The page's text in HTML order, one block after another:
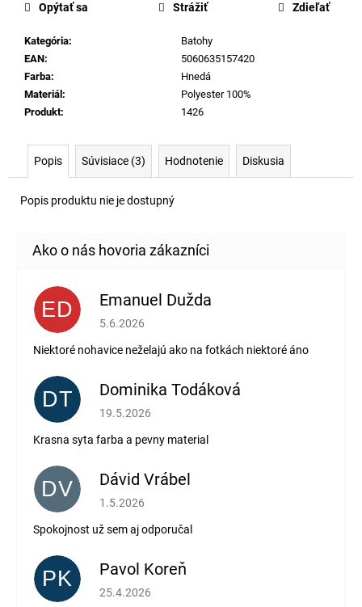
Kategória:
Batohy
EAN:
5060635157420
Farba:
Hnedá
Materiál :
Polyester 100%
Produkt: 1426
Opýtať sa Strážiť Zdieľať
Popis Súvisiace (3) Hodnotenie Diskusia
Popis produktu nie je dostupný
ED Emanuel Dužda
Hodnotenie obchodu je 2 z 5 hviezdičiek.
5.6.2026
Niektoré nohavice neželajú ako na fotkách niektoré áno
DT Dominika Todáková
Hodnotenie obchodu je 5 z 5 hviezdičiek.
19.5.2026
Krasna syta farba a pevny material
DV Dávid Vrábel
Hodnotenie obchodu je 5 z 5 hviezdičiek.
1.5.2026
Spokojnost už sem aj odporučal
PK Pavol Koreň
Hodnotenie obchodu je 5 z 5 hviezdičiek.
25.4.2026